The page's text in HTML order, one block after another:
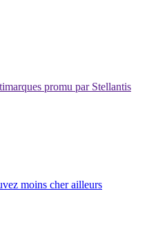
promu par Stellantis
moins cher ailleurs